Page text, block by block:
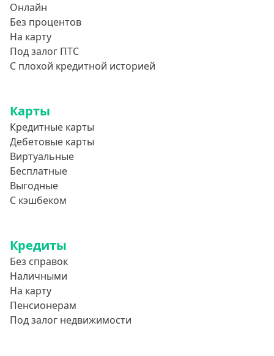
Онлайн
Без процентов
На карту
Под залог ПТС
С плохой кредитной историей
Карты
Кредитные карты
Дебетовые карты
Виртуальные
Бесплатные
Выгодные
С кэшбеком
Кредиты
Без справок
Наличными
На карту
Пенсионерам
Под залог недвижимости